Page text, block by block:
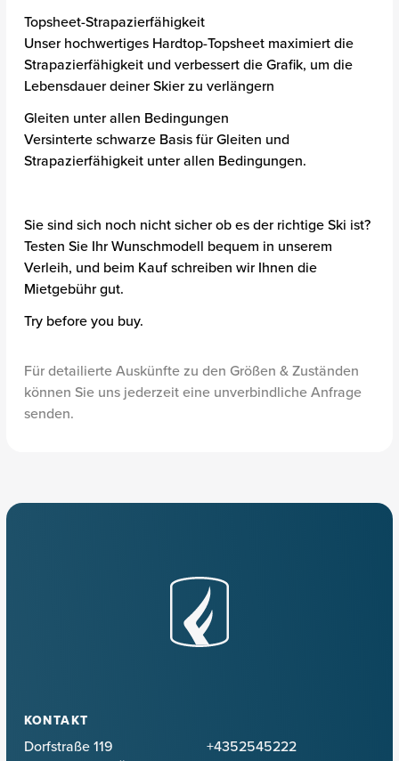
Topsheet-Strapazierfähigkeit
Unser hochwertiges Hardtop-Topsheet maximiert die
Strapazierfähigkeit und verbessert die Grafik, um die
Lebensdauer deiner Skier zu verlängern
Gleiten unter allen Bedingungen
Versinterte schwarze Basis für Gleiten und
Strapazierfähigkeit unter allen Bedingungen.
Sie sind sich noch nicht sicher ob es der richtige Ski ist?
Testen Sie Ihr Wunschmodell bequem in unserem
Verleih, und beim Kauf schreiben wir Ihnen die
Mietgebühr gut.
Try before you buy.
Für detailierte Auskünfte zu den Größen & Zuständen
können Sie uns jederzeit eine unverbindliche Anfrage
senden.
KONTAKT
Dorfstraße 119
+4352545222